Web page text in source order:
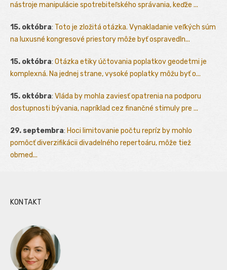
nástroje manipulácie spotrebiteľského správania, keďže ...
15. októbra: Toto je zložitá otázka. Vynakladanie veľkých súm
na luxusné kongresové priestory môže byť ospravedln...
15. októbra: Otázka etiky účtovania poplatkov geodetmi je
komplexná. Na jednej strane, vysoké poplatky môžu byť o...
15. októbra: Vláda by mohla zaviesť opatrenia na podporu
dostupnosti bývania, napríklad cez finančné stimuly pre ...
29. septembra: Hoci limitovanie počtu repríz by mohlo
pomôcť diverzifikácii divadelného repertoáru, môže tiež
obmed...
KONTAKT